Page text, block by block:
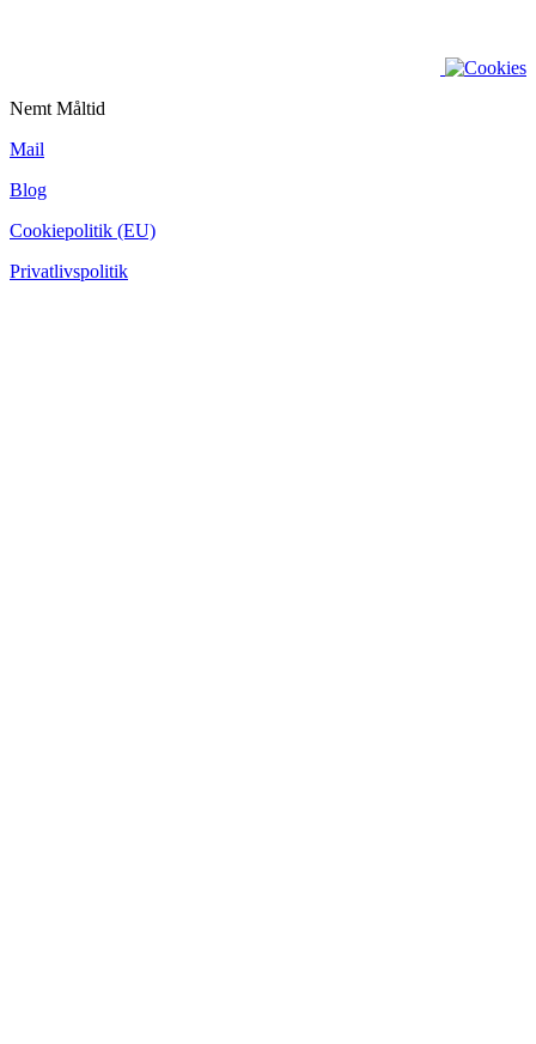
Nemt Måltid
Mail
Blog
Cookiepolitik (EU)
Privatlivspolitik